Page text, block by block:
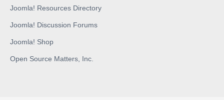
Joomla! Resources Directory
Joomla! Discussion Forums
Joomla! Shop
Open Source Matters, Inc.